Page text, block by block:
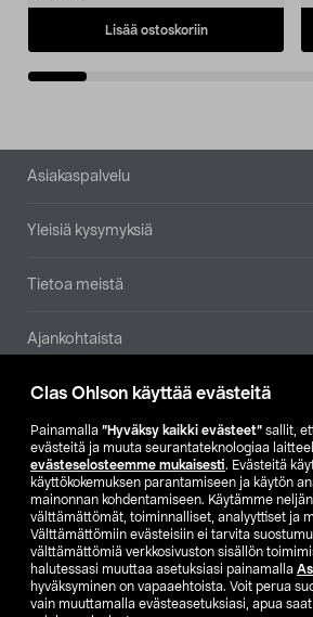
Clas Ohlson käyttää evästeitä
Painamalla ”Hyväksy kaikki evästeet” sallit,
evästeitä ja muuta seurantateknologiaa
evästeselosteemme mukaisesti. Evästeitä
käyttökokemuksen parantamiseen ja käytön
mainonnan kohdentamiseen. Käytämme
välttämättömät, toiminnalliset, analyyttiset ja
Välttämättömiin evästeisiin ei tarvita
välttämättömiä verkkosivuston sisällön
halutessasi muuttaa asetuksiasi painamalla
hyväksyminen on vapaaehtoista. Voit perua
vain muuttamalla evästeasetuksiasi, apua
Lisää ostoskoriin
Alatunniste
Asiakaspalvelu
Yleisiä kysymyksiä
Tietoa meistä
Ajankohtaista
Muut yrityksemme
Etsi myymälä
SE NO FI
FI SV